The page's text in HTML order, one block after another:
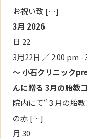
お祝い致 […]
3月 2026
日 22
3月22日 ／ 2:00 pm -
～ 小石クリニック
んに贈る 3月の胎教
院内にて“３月の胎
の赤 […]
月 30